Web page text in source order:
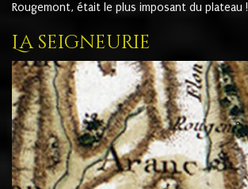
Rougemont, était le plus imposant du plateau !
La seigneurie